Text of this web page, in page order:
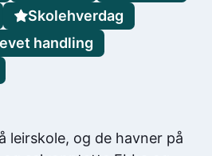
leirskole, og de havner på
Skolehverdag
handling